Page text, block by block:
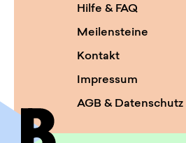
Hilfe & FAQ
Meilensteine
Kontakt
Impressum
AGB & Datenschutz